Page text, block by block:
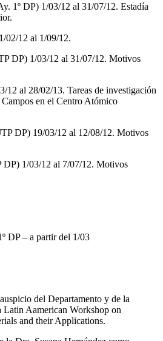
1º DP) 1/03/12 al 31/07/12. Estadía
12 al 1/09/12.
DP) 1/03/12 al 31/07/12. Motivos
al 28/02/13. Tareas de investigación
en el Centro Atómico
DP) 19/03/12 al 12/08/12. Motivos
1/03/12 al 7/07/12. Motivos
DP – a partir del 1/03
del Departamento y de la
Aamerican Workshop on
and their Applications.